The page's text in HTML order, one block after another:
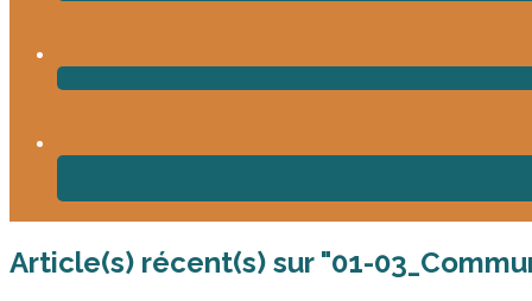
Article(s) récent(s) sur "01-